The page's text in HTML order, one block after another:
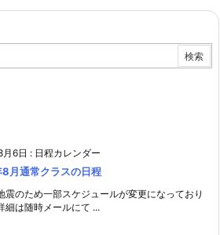
6日 : 日程カレンダー
月通常クラスの日程
震のため一部スケジュールが変更になっており
細は随時メールにて ...